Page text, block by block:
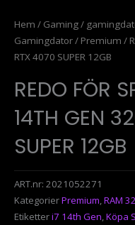
Hem / Gaming/
Gamingdator/ Premium /
RTX 4070 SUPER 12GB
REDO FÖR
14TH GEN
SUPER 12GB
ART.nr: 2021052271
KategorierPremium RAM
Etiketteri7 14th Gen Köpa